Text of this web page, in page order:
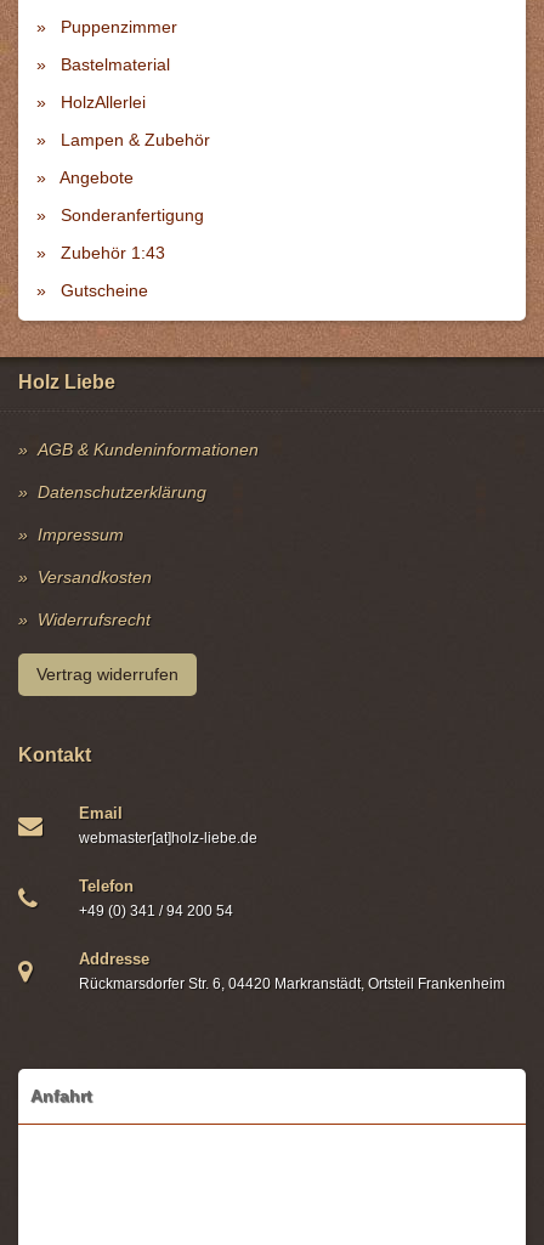
Puppenzimmer
Bastelmaterial
HolzAllerlei
Lampen & Zubehör
Angebote
Sonderanfertigung
Zubehör 1:43
Gutscheine
Holz Liebe
AGB & Kundeninformationen
Datenschutzerklärung
Impressum
Versandkosten
Widerrufsrecht
Vertrag widerrufen
Kontakt
Email
webmaster[at]holz-liebe.de
Telefon
+49 (0) 341 / 94 200 54
Addresse
Rückmarsdorfer Str. 6, 04420 Markranstädt, Ortsteil Frankenheim
Anfahrt